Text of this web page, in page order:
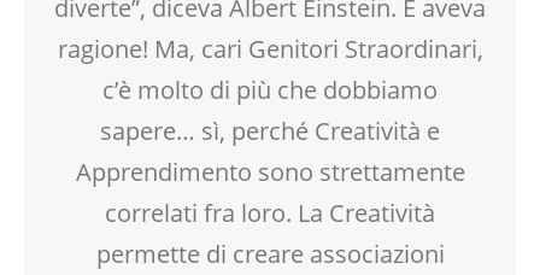
VIA FARUFFINI
WORKSHOP
diverte”, diceva Albert Einstein. E aveva
ragione! Ma, cari Genitori Straordinari,
c’è molto di più che dobbiamo
sapere… sì, perché Creatività e
Apprendimento sono strettamente
correlati fra loro. La Creatività
permette di creare associazioni